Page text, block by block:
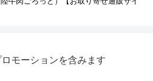
ロモーションを含みます